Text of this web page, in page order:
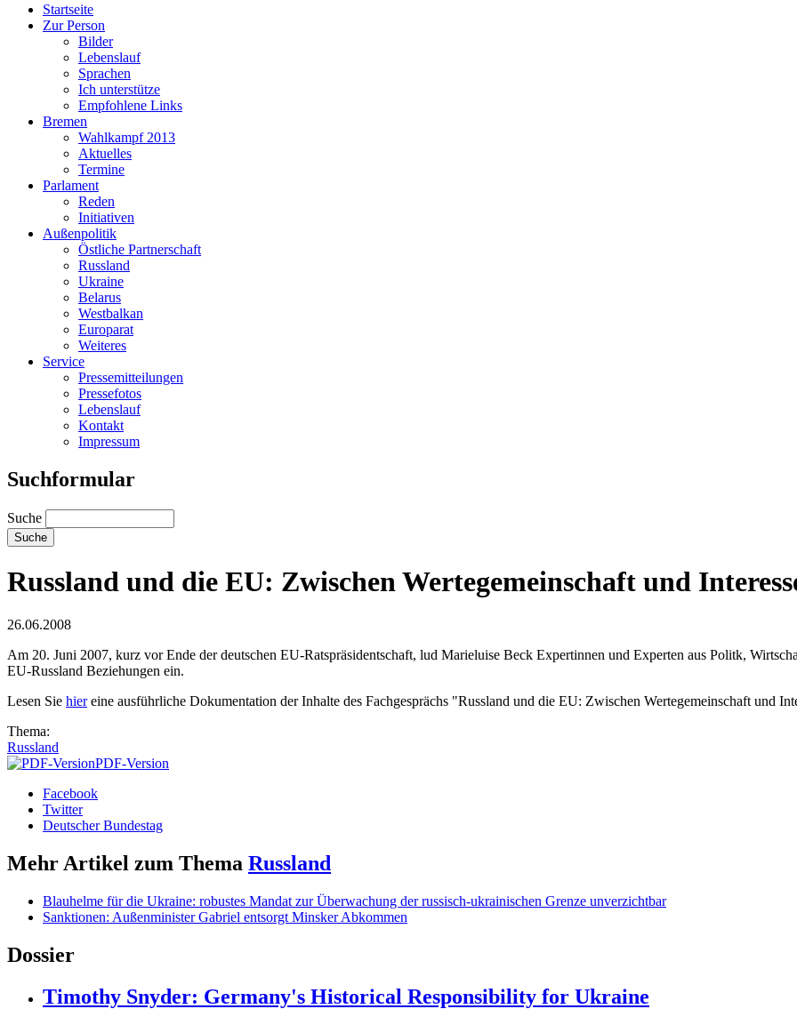
Startseite
Zur Person
Bilder
Lebenslauf
Sprachen
Ich unterstütze
Empfohlene Links
Bremen
Wahlkampf 2013
Aktuelles
Termine
Parlament
Reden
Initiativen
Außenpolitik
Östliche Partnerschaft
Russland
Ukraine
Belarus
Westbalkan
Europarat
Weiteres
Service
Pressemitteilungen
Pressefotos
Lebenslauf
Kontakt
Impressum
Suchformular
Suche
Russland und die EU: Zwischen Wertegemeinschaft und
26.06.2008
Am 20. Juni 2007, kurz vor Ende der deutschen EU-Ratspräsidentschaft, lud Marieluise Beck Expertinnen und Experten aus Politk,
EU-Russland Beziehungen ein.
Lesen Sie hiereine ausführliche Dokumentation der Inhalte des Fachgesprächs "Russland und die EU: Zwischen Wertegemeinschaft und
Thema:
Russland
PDF-Version
Facebook
Twitter
Deutscher Bundestag
Mehr Artikel zum Thema Russland
Blauhelme für die Ukraine: robustes Mandat zur Überwachung der russisch-ukrainischen Grenze unverzichtbar
Sanktionen: Außenminister Gabriel entsorgt Minsker Abkommen
Dossier
Timothy Snyder: Germany's Historical Responsibility for Ukraine